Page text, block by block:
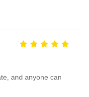
and anyone can